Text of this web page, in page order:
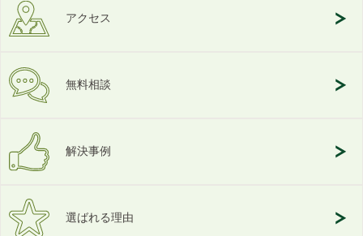
アクセス
無料相談
解決事例
選ばれる理由